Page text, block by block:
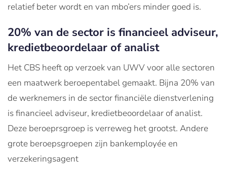
relatief beter wordt en van mbo’ers minder goed is.
20% van de sector is financieel adviseur,
kredietbeoordelaar of analist
Het CBS heeft op verzoek van UWV voor alle sectoren
een maatwerk beroepentabel gemaakt. Bijna 20% van
de werknemers in de sector financiële dienstverlening
is financieel adviseur, kredietbeoordelaar of analist.
Deze beroeprsgroep is verreweg het grootst. Andere
grote beroepsgroepen zijn bankemployée en
verzekeringsagent